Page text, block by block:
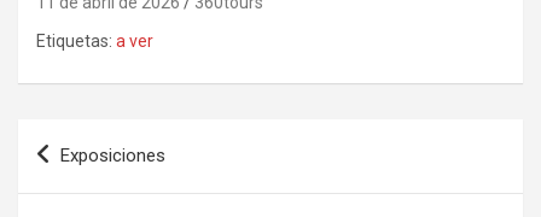
Etiquetas: a ver
Navegación
Exposiciones